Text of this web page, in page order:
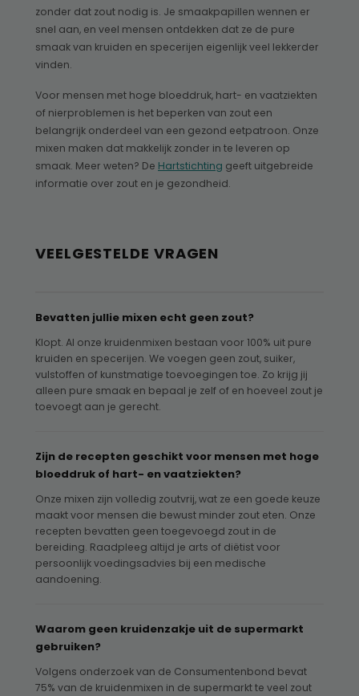
zonder dat zout nodig is. Je smaakpapillen wennen er
snel aan, en veel mensen ontdekken dat ze de pure
smaak van kruiden en specerijen eigenlijk veel lekkerder
vinden.
Voor mensen met hoge bloeddruk, hart- en vaatziekten
of nierproblemen is het beperken van zout een
belangrijk onderdeel van een gezond eetpatroon. Onze
mixen maken dat makkelijk zonder in te leveren op
smaak. Meer weten? De Hartstichting geeft uitgebreide
informatie over zout en je gezondheid.
VEELGESTELDE VRAGEN
Bevatten jullie mixen echt geen zout?
Klopt. Al onze kruidenmixen bestaan voor 100% uit pure
kruiden en specerijen. We voegen geen zout, suiker,
vulstoffen of kunstmatige toevoegingen toe. Zo krijg jij
alleen pure smaak en bepaal je zelf of en hoeveel zout je
toevoegt aan je gerecht.
Zijn de recepten geschikt voor mensen met hoge
bloeddruk of hart- en vaatziekten?
Onze mixen zijn volledig zoutvrij, wat ze een goede keuze
maakt voor mensen die bewust minder zout eten. Onze
recepten bevatten geen toegevoegd zout in de
bereiding. Raadpleeg altijd je arts of diëtist voor
persoonlijk voedingsadvies bij een medische
aandoening.
Waarom geen kruidenzakje uit de supermarkt
gebruiken?
Volgens onderzoek van de Consumentenbond bevat
75% van de kruidenmixen in de supermarkt te veel zout